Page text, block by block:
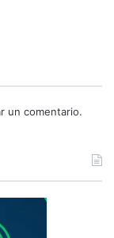
un comentario.